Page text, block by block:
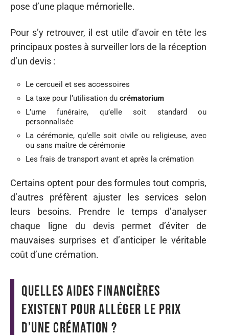
pose d’une plaque mémorielle.
Pour s’y retrouver, il est utile d’avoir en tête les
principaux postes à surveiller lors de la réception
d’un devis :
Le cercueil et ses accessoires
La taxe pour l’utilisation du crématorium
L’urne funéraire, qu’elle soit standard ou
personnalisée
La cérémonie, qu’elle soit civile ou religieuse, avec
ou sans maître de cérémonie
Les frais de transport avant et après la crémation
Certains optent pour des formules tout compris,
d’autres préfèrent ajuster les services selon
leurs besoins. Prendre le temps d’analyser
chaque ligne du devis permet d’éviter de
mauvaises surprises et d’anticiper le véritable
coût d’une crémation.
Quelles aides financières
existent pour alléger le prix
d’une crémation ?